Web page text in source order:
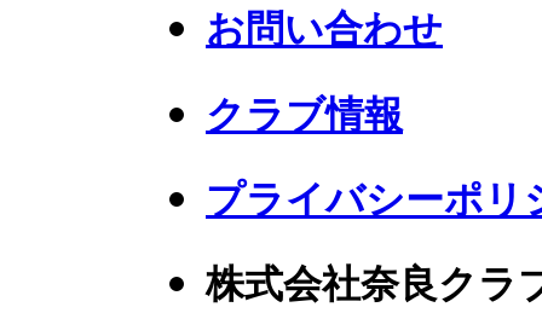
お問い合わせ
クラブ情報
プライバシーポリ
株式会社奈良ク